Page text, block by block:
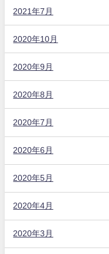
2021年7月
2020年10月
2020年9月
2020年8月
2020年7月
2020年6月
2020年5月
2020年4月
2020年3月